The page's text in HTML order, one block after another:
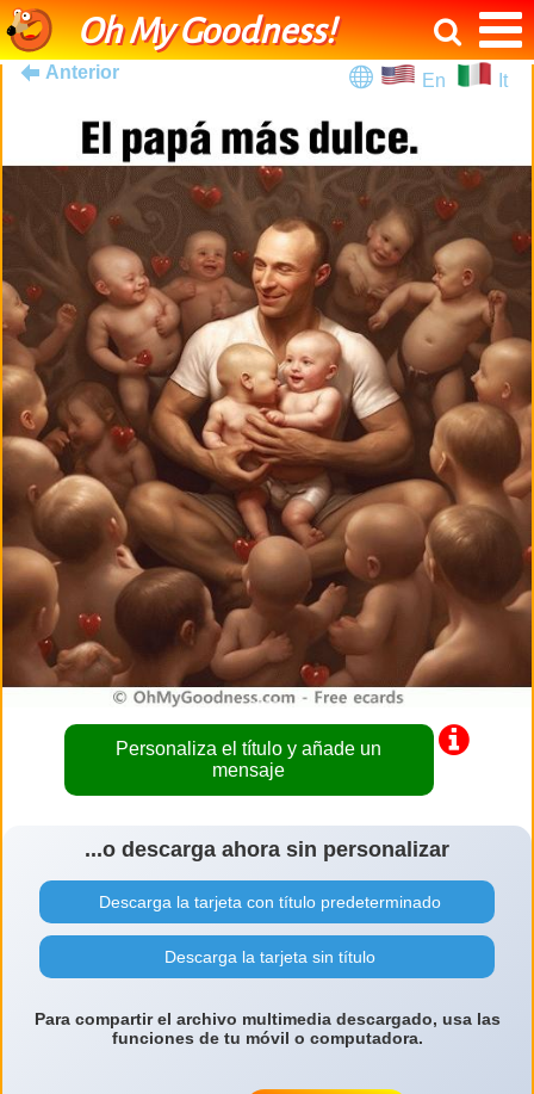
Oh My Goodness!
Anterior En It
Personaliza el título y añade un
mensaje
...o descarga ahora sin personalizar
Descarga la tarjeta con título predeterminado
Descarga la tarjeta sin título
Para compartir el archivo multimedia descargado, usa las
funciones de tu móvil o computadora.